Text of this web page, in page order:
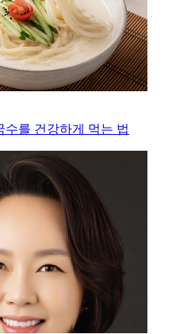
수를 건강하게 먹는 법